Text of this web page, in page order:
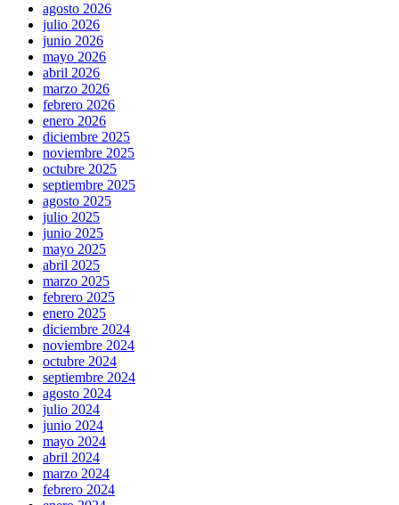
agosto 2026
julio 2026
junio 2026
mayo 2026
abril 2026
marzo 2026
febrero 2026
enero 2026
diciembre 2025
noviembre 2025
octubre 2025
septiembre 2025
agosto 2025
julio 2025
junio 2025
mayo 2025
abril 2025
marzo 2025
febrero 2025
enero 2025
diciembre 2024
noviembre 2024
octubre 2024
septiembre 2024
agosto 2024
julio 2024
junio 2024
mayo 2024
abril 2024
marzo 2024
febrero 2024